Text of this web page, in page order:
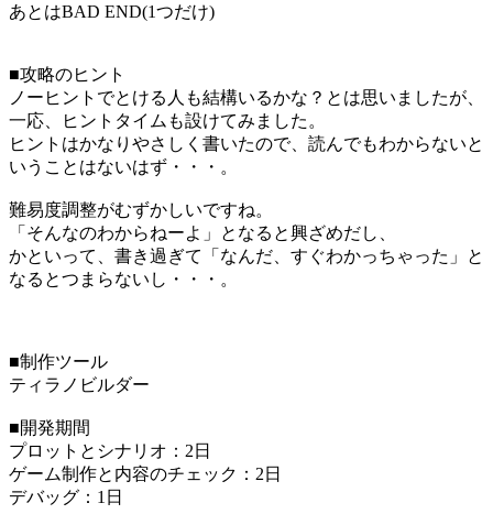
あとはBAD END(1つだけ)
■攻略のヒント
ノーヒントでとける人も結構いるかな？とは思いましたが、
一応、ヒントタイムも設けてみました。
ヒントはかなりやさしく書いたので、読んでもわからないと
いうことはないはず・・・。
難易度調整がむずかしいですね。
「そんなのわからねーよ」となると興ざめだし、
かといって、書き過ぎて「なんだ、すぐわかっちゃった」と
なるとつまらないし・・・。
■制作ツール
ティラノビルダー
■開発期間
プロットとシナリオ：2日
ゲーム制作と内容のチェック：2日
デバッグ：1日